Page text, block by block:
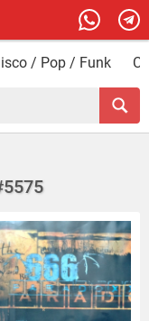
/ Pop / Funk